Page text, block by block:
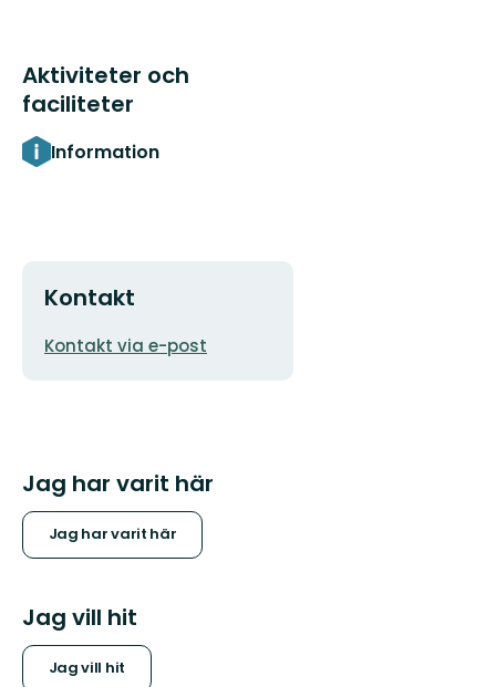
Aktiviteter och
faciliteter
Information
Kontakt
E-
Kontakt via e-post
Jag har varit här
Jag har varit här
Jag vill hit
Jag vill hit